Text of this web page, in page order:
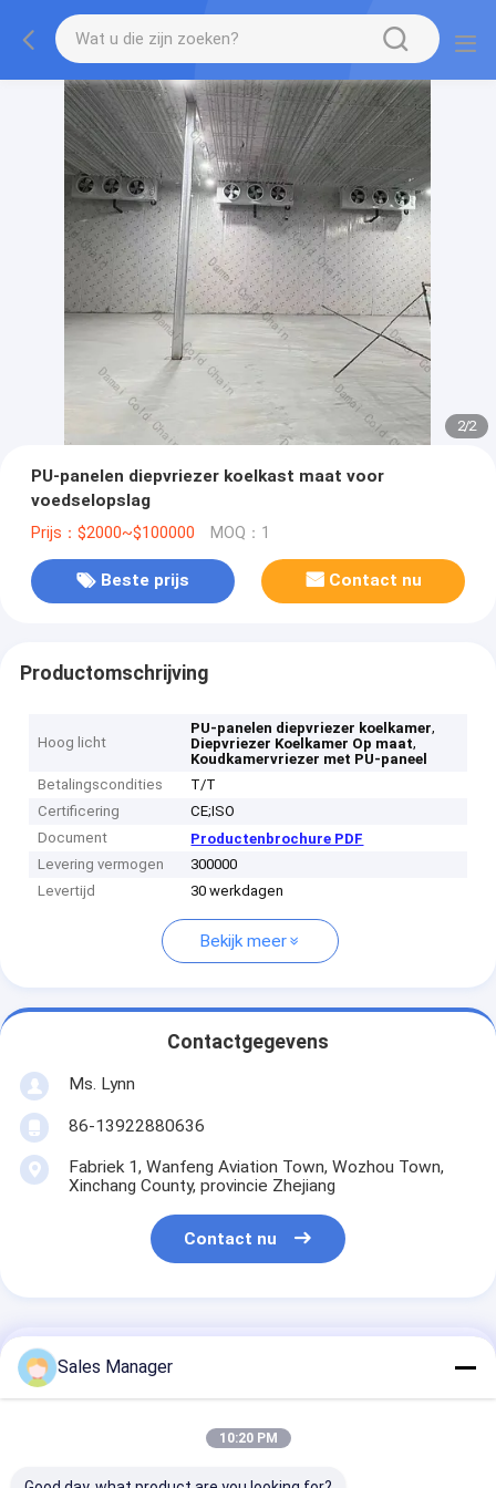
2/2
PU-panelen diepvriezer koelkast maat voor
voedselopslag
Prijs：$2000~$100000 MOQ：1
Beste prijs Contact nu
Productomschrijving
Hoog licht
PU-panelen diepvriezer koelkamer,
Diepvriezer Koelkamer Op maat,
Koudkamervriezer met PU-paneel
Betalingscondities
T/T
Certificering
CE;ISO
Document
Productenbrochure PDF
Levering vermogen
300000
Levertijd
30 werkdagen
Bekijk meer
Contactgegevens
Ms. Lynn
86-13922880636
Fabriek 1, Wanfeng Aviation Town, Wozhou Town,
Xinchang County, provincie Zhejiang
Contact nu
Krijg De Beste Prijs Voor
PU-panelen diepvriezer
koelkast maat voor
Sales Manager
10:20 PM